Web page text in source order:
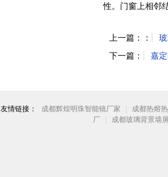
性。门窗上相邻
上一篇：：
下一篇：
嘉
友情链接： 成都辉煌明珠智能镜厂家 | 成都热熔
厂
| 成都玻璃背景墙